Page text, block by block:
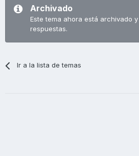
Archivado
Este tema ahora está archivado
respuestas.
Ir a la lista de temas